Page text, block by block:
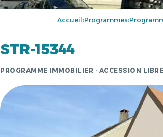
Accueil›Programmes›
STR-15344
PROGRAMME IMMOBILIER · ACCESSION LIBRE